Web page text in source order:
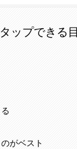
タップできる
がベスト